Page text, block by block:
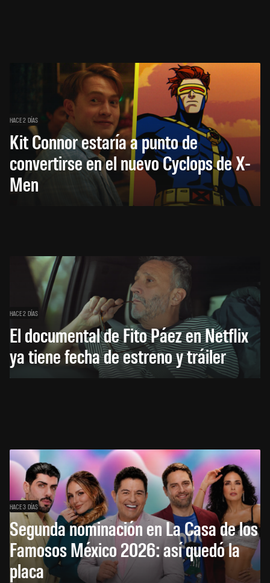
HACE 2 DÍAS
Kit Connor estaría a punto de
convertirse en el nuevo Cyclops de X-
Men
HACE 2 DÍAS
El documental de Fito Páez en Netflix
ya tiene fecha de estreno y tráiler
HACE 3 DÍAS
Segunda nominación en La Casa de los
Famosos México 2026: así quedó la
placa